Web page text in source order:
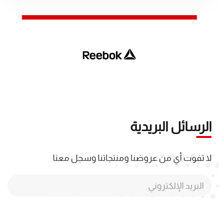
الرسائل البريدية
لا تفوت أي من عروضنا ومنتجاتنا وسجل معنا